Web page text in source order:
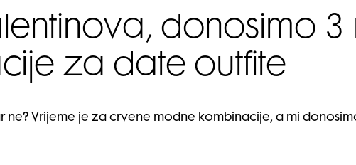
donosimo 3
za date outfite
Vrijeme je za crvene modne kombinacije, a mi